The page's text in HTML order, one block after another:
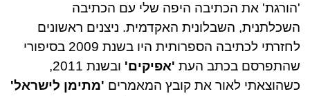
'הורגת' את הכתיבה היפה שלי עם הכתיבה
השכלתנית, השבלונית האקדמית. ניצנים ראשונים
לחזרתי לכתיבה הספרותית היו בשנת 2009 בסיפורי
שהתפרסם בכתב העת 'אפיקים'
ובשנת 2011,
כשהוצאתי לאור את קובץ המאמרים 'מתימן לישראל'